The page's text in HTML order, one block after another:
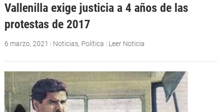
Vallenilla exige justicia a 4 años de las
protestas de 2017
6 marzo, 2021 | Noticias, Política | Leer Noticia